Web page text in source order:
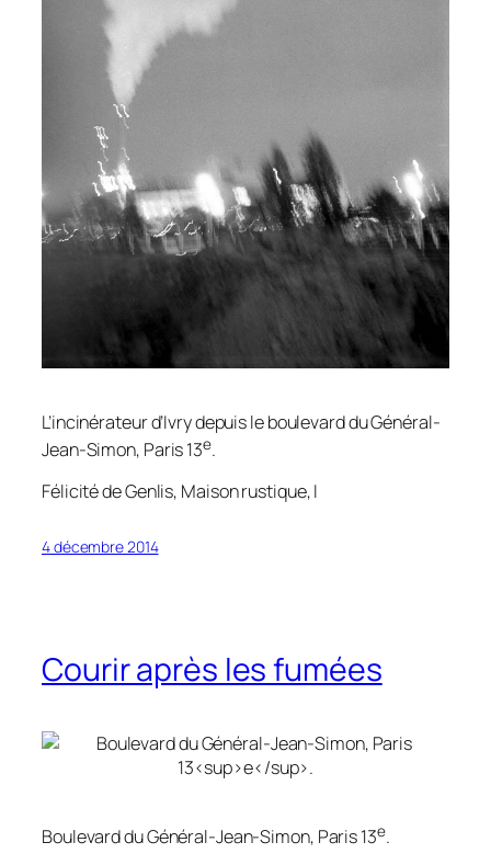
L’incinérateur d’Ivry depuis le boulevard du Général-
Jean-Simon, Paris 13e.
Félicité de Genlis, Maison rustique, I
4 décembre 2014
Courir après les fumées
Boulevard du Général-Jean-Simon, Paris 13e.